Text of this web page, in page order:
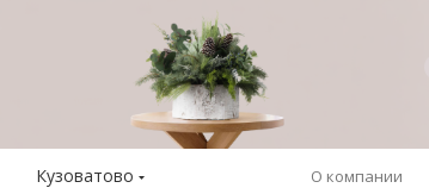
Кузоватово О компании